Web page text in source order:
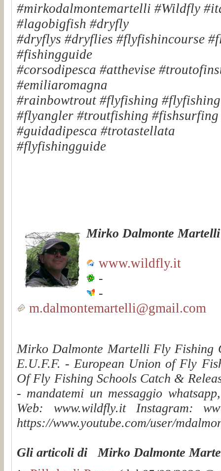
#mirkodalmontemartelli #Wildfly
#lagobigfish #dryfly
#dryflys #dryflies #flyfishincourse
#fishingguide
#corsodipesca #atthevise
#emiliaromagna
#rainbowtrout #flyfishing
#flyangler #troutfishing
#guidadipesca #trotastellata
#flyfishingguide
Mirko Dalmonte Martelli
www.wildfly.it
-
-
m.dalmontemartelli@gmail.com
Mirko Dalmonte Martelli Fly
E.U.F.F. - European Union of Fly
Of Fly Fishing Schools Catch &
- mandatemi un messaggio
Web: www.wildfly.it Instagram:
https://www.youtube.com/user/
Gli articoli di Mirko Dalmonte